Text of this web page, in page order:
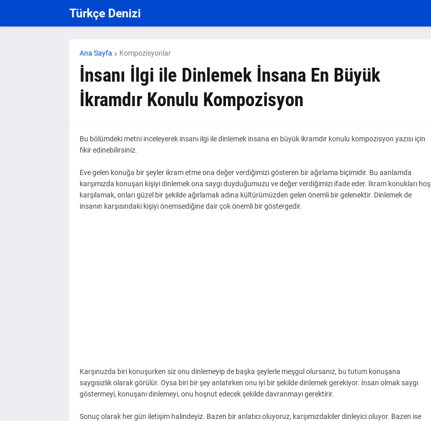
Türkçe Denizi
Ana Sayfa Kompozisyonlar
İnsanı İlgi ile Dinlemek İnsana En Büyük
İkramdır Konulu Kompozisyon
Bu bölümdeki metni inceleyerek insanı ilgi ile dinlemek insana en büyük ikramdır konulu kompozisyon yazısı için
fikir edinebilirsiniz.
Eve gelen konuğa bir şeyler ikram etme ona değer verdiğimizi gösteren bir ağırlama biçimidir. Bu aanlamda
karşımızda konuşan kişiyi dinlemek ona saygı duyduğumuzu ve değer verdiğimizi ifade eder. İkram konukları hoş
karşılamak, onları güzel bir şekilde ağırlamak adına kültürümüzden gelen önemli bir gelenektir. Dinlemek de
insanın karşısındaki kişiyi önemsediğine dair çok önemli bir göstergedir.
Karşınuzda biri konuşurken siz onu dinlemeyip de başka şeylerle meşgul olursanız, bu tutum konuşana
saygısızlık olarak görülür. Oysa biri bir şey anlatırken onu iyi bir şekilde dinlemek gerekiyor. İnsan olmak saygı
göstermeyi, konuşanı dinlemeyi, onu hoşnut edecek şekilde davranmayı gerektirir.
Sonuç olarak her gün iletişim halindeyiz. Bazen bir anlatıcı oluyoruz, karşımızdakiler dinleyici oluyor. Bazen ise